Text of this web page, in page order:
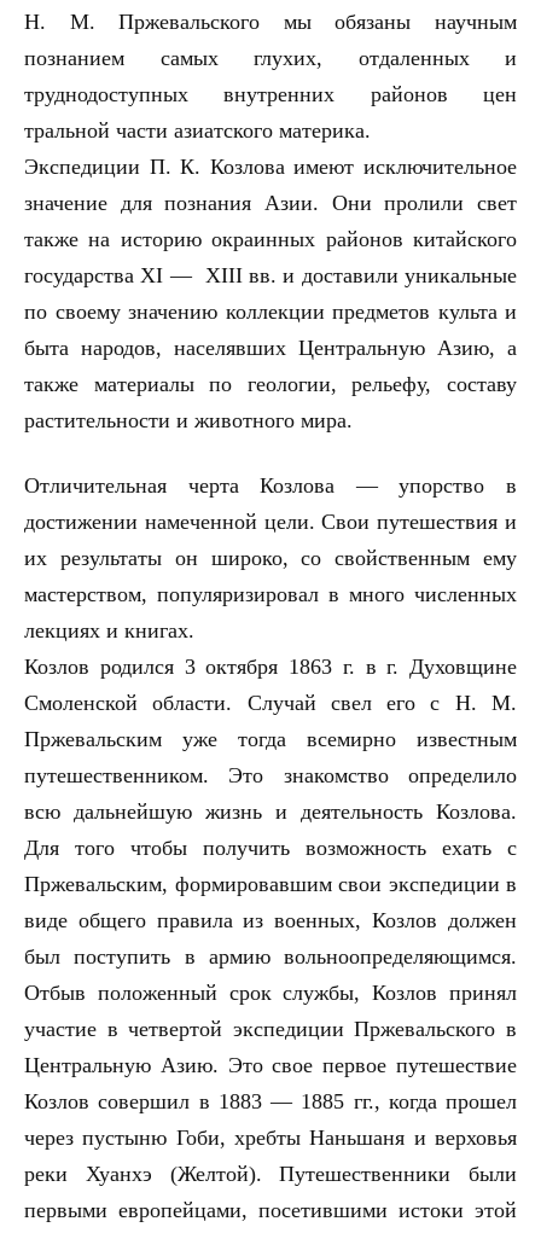
Н. М. Пржевальского мы обязаны научным
познанием самых глухих, отдаленных и
труднодоступных внутренних районов цен
тральной части азиатского материка.
Экспедиции П. К. Козлова имеют исключительное
значение для познания Азии. Они пролили свет
также на историю окраинных районов китайского
государстваXI— XIIIвв. и доставили уникальные
по своему значению коллекции предметов культа и
быта народов, населявших Центральную Азию, а
также материалы по геологии, рельефу, составу
растительности и животного мира.
Отличительная черта Козлова — упорство в
достижении намеченной цели. Свои путешествия и
их результаты он широко, со свойственным ему
мастерством, популяризировал в много численных
лекциях и книгах.
Козлов родился 3 октября 1863 г. в г. Духовщине
Смоленской области. Случай свел его с Н. М.
Пржевальским уже тогда всемирно известным
путешественником. Это знакомство определило
всю дальнейшую жизнь и деятельность Козлова.
Для того чтобы получить возможность ехать с
Пржевальским, формировавшим свои экспедиции в
виде общего правила из военных, Козлов должен
был поступить в армию вольноопределяющимся.
Отбыв положенный срок службы, Козлов принял
участие в четвертой экспедиции Пржевальского в
Центральную Азию. Это свое первое путешествие
Козлов совершил в 1883 — 1885 гг., когда прошел
через пустыню Гоби, хребты Наньшаня и верховья
реки Хуанхэ (Желтой). Путешественники были
первыми европейцами, посетившими истоки этой